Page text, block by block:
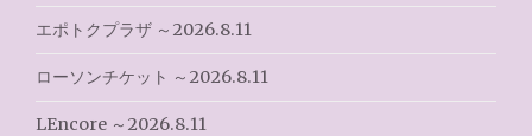
エポトクプラザ ～2026.8.11
ローソンチケット ～2026.8.11
LEncore ～2026.8.11